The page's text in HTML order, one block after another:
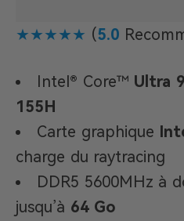
★★★★★ (5.0
Intel® Core™ Ultra
155H
Carte graphique
charge du raytracing
DDR5 5600MHz à
jusqu’à 64 Go